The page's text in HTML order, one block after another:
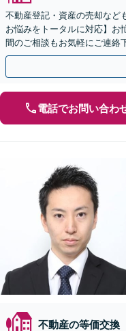
不動産登記・資産の売却など
お悩みをトータルに対応】お
間のご相談もお気軽にご連絡
す【ご依頼者様のご負担、実
電話でお問い合わ
不動産の等価交換